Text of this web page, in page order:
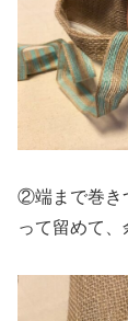
②端まで巻き
って留めて、